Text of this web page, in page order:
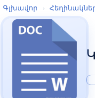
Գլխավոր ›